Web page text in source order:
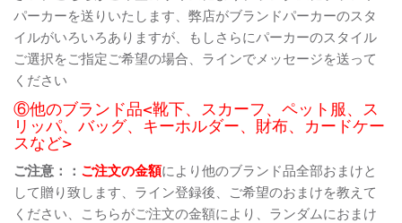
パーカーを送りいたします、弊店がブランドパーカーのスタ
イルがいろいろありますが、もしさらにパーカーのスタイル
ご選択をご指定ご希望の場合、ラインでメッセージを送って
ください
⑥他のブランド品<靴下、スカーフ、ペット服、ス
リッパ、バッグ、キーホルダー、財布、カードケー
スなど>
ご注意：： ご注文の金額により他のブランド品全部おまけと
して贈り致します、ライン登録後、ご希望のおまけを教えて
ください、こちらがご注文の金額により、ランダムにおまけ